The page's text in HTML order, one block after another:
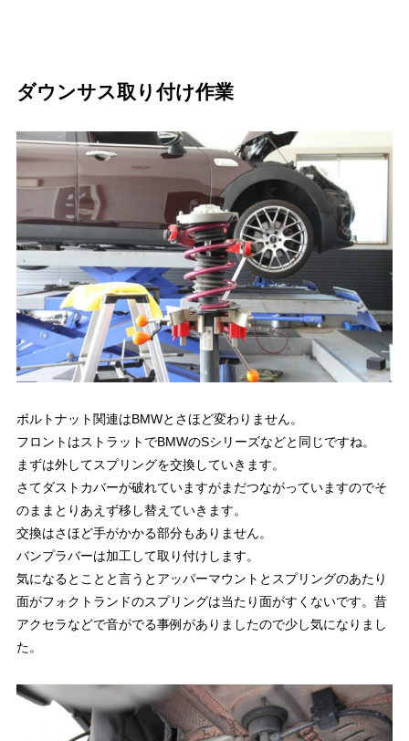
ダウンサス取り付け作業
ボルトナット関連はBMWとさほど変わりません。
フロントはストラットでBMWのSシリーズなどと同じですね。
まずは外してスプリングを交換していきます。
さてダストカバーが破れていますがまだつながっていますのでそ
のままとりあえず移し替えていきます。
交換はさほど手がかかる部分もありません。
バンプラバーは加工して取り付けします。
気になるとことと言うとアッパーマウントとスプリングのあたり
面がフォクトランドのスプリングは当たり面がすくないです。昔
アクセラなどで音がでる事例がありましたので少し気になりまし
た。